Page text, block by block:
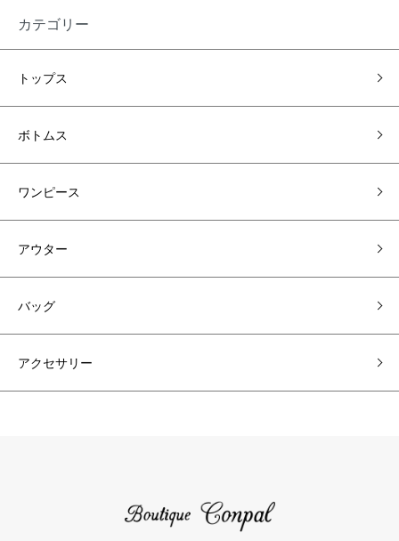
カテゴリー
トップス
ボトムス
ワンピース
アウター
バッグ
アクセサリー